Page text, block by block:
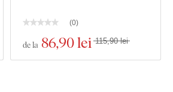
(0)
de la 86,90 lei 115,90 lei